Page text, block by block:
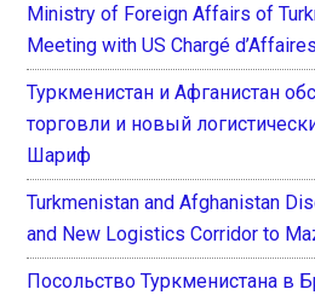
Ministry of Foreign Affairs of
Meeting with US Chargé d’Affaires
Туркменистан и Афганистан
торговли и новый
Шариф
Turkmenistan and Afghanistan
and New Logistics Corridor to
Посольство Туркменистана в